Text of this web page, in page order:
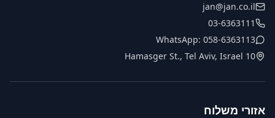
jan@jan.co.il
03-6363111
WhatsApp: 058-6363113
10 Hamasger St., Tel Aviv, Israel
אזורי משלוח